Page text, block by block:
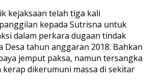
kejaksaan telah tiga kali
kepada Sutrisna untuk
dalam perkara dugaan tindak
Desa tahun anggaran 2018. Bahkan
jemput paksa, namun tersangka
dikerumuni massa di sekitar